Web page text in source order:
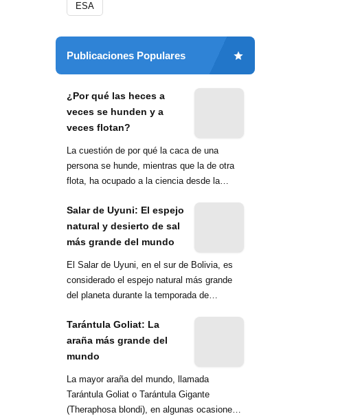
ESA
Publicaciones Populares
¿Por qué las heces a
veces se hunden y a
veces flotan?
La cuestión de por qué la caca de una
persona se hunde, mientras que la de otra
flota, ha ocupado a la ciencia desde la
Salar de Uyuni: El espejo
natural y desierto de sal
más grande del mundo
El Salar de Uyuni, en el sur de Bolivia, es
considerado el espejo natural más grande
del planeta durante la temporada de
Tarántula Goliat: La
araña más grande del
mundo
La mayor araña del mundo, llamada
Tarántula Goliat o Tarántula Gigante
(Theraphosa blondi), en algunas ocasiones